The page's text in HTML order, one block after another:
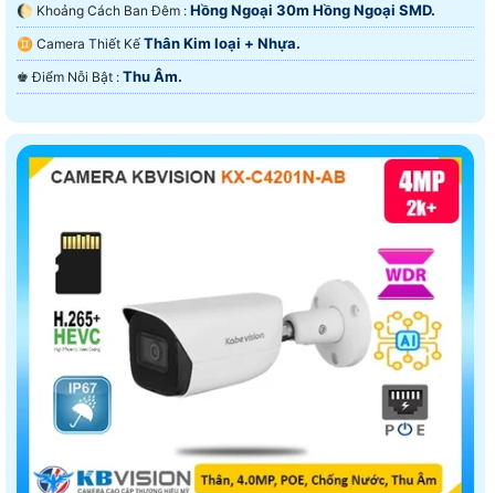
🌔 Khoảng Cách Ban Đêm : Hồng Ngoại 30m Hồng Ngoại SMD.
♊ Camera Thiết Kế Thân Kim loại + Nhựa.
️♚ Điểm Nỗi Bật : Thu Âm.